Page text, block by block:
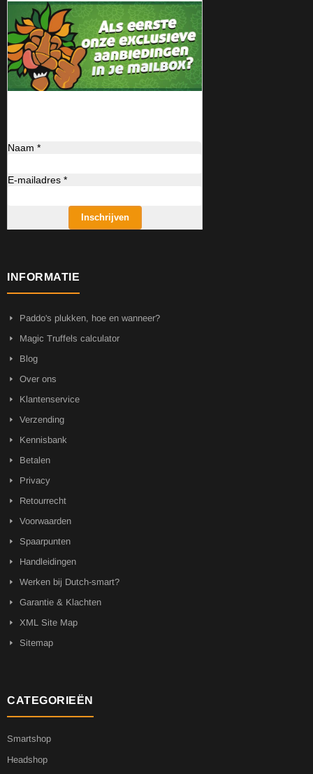
Naam *
E-mailadres *
Inschrijven
INFORMATIE
Paddo's plukken, hoe en wanneer?
Magic Truffels calculator
Blog
Over ons
Klantenservice
Verzending
Kennisbank
Betalen
Privacy
Retourrecht
Voorwaarden
Spaarpunten
Handleidingen
Werken bij Dutch-smart?
Garantie & Klachten
XML Site Map
Sitemap
CATEGORIEËN
Smartshop
Headshop